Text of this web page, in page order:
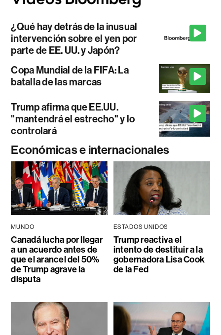
¿Qué hay detrás de la inusual
intervención sobre el yen por
parte de EE. UU. y Japón?
Copa Mundial de la FIFA: La
batalla de las marcas
Trump afirma que EE.UU.
"mantendrá el estrecho" y lo
controlará
Económicas e internacionales
MUNDO
Canadá lucha por llegar
a un acuerdo antes de
que el arancel del 50%
de Trump agrave la
disputa
ESTADOS UNIDOS
Trump reactiva el
intento de destituir a la
gobernadora Lisa Cook
de la Fed